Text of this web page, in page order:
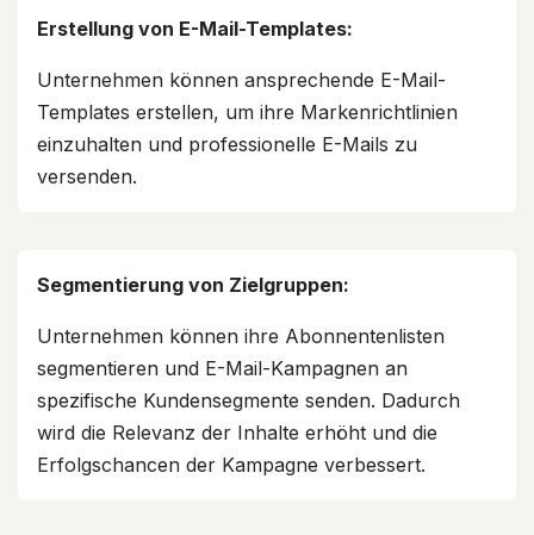
Erstellung von E-Mail-Templates:
Unternehmen können ansprechende E-Mail-
Templates erstellen, um ihre Markenrichtlinien
einzuhalten und professionelle E-Mails zu
versenden.
Segmentierung von Zielgruppen:
Unternehmen können ihre Abonnentenlisten
segmentieren und E-Mail-Kampagnen an
spezifische Kundensegmente senden. Dadurch
wird die Relevanz der Inhalte erhöht und die
Erfolgschancen der Kampagne verbessert.